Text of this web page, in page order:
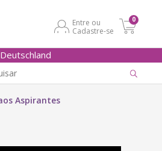
Entre ou
Cadastre-se
0
Deutschland
Aspirantes